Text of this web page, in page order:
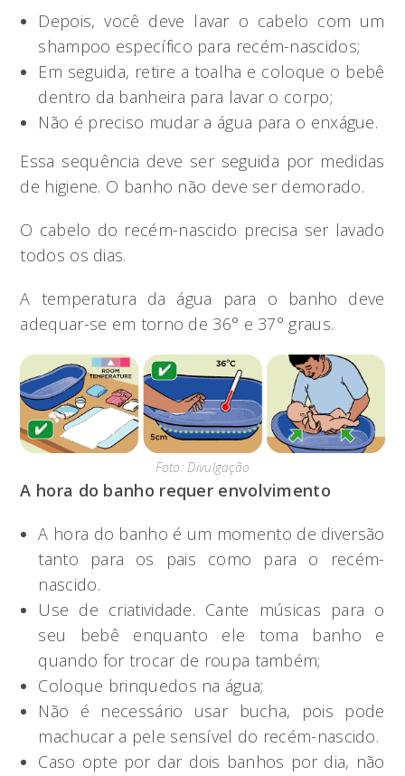
Depois, você deve lavar o cabelo com um
shampoo específico para recém-nascidos;
Em seguida, retire a toalha e coloque o bebê
dentro da banheira para lavar o corpo;
Não é preciso mudar a água para o enxágue.
Essa sequência deve ser seguida por medidas
de higiene. O banho não deve ser demorado.
O cabelo do recém-nascido precisa ser lavado
todos os dias.
A temperatura da água para o banho deve
adequar-se em torno de 36° e 37° graus.
Foto: Divulgação
A hora do banho requer envolvimento
A hora do banho é um momento de diversão
tanto para os pais como para o recém-
nascido.
Use de criatividade. Cante músicas para o
seu bebê enquanto ele toma banho e
quando for trocar de roupa também;
Coloque brinquedos na água;
Não é necessário usar bucha, pois pode
machucar a pele sensível do recém-nascido.
Caso opte por dar dois banhos por dia, não